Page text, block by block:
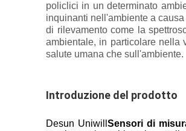
policlici in un determinato
inquinanti nell'ambiente a
di rilevamento come la
ambientale, in particolare nella
salute umana che sull'ambiente.
Introduzione del prodotto
Desun UniwillSensori di